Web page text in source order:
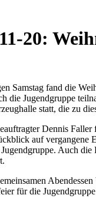
20:
Samstag fand die
die Jugendgruppe
statt, die zu
Dennis
auf vergangene
Jugendgruppe. Auch
für die